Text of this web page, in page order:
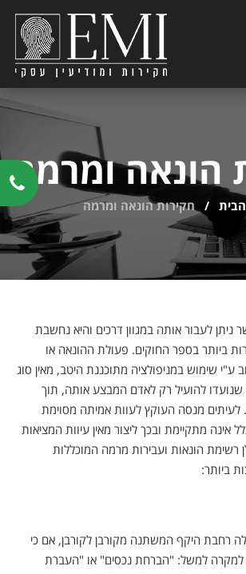
הונאה ומרמה
/ חקירות הונאה ומרמה
ניתן לעבור אותה במגוון דרכים והיא נחשבת
ביותר בספר החוקים. פעולת ההונאה או
שימוש במניפולציה מתוכננת היטב, מאין סוג
להועיל רק לאדם המבצע אותה, תוך
מנסה העוקץ לעוות אמיתה מסוימת
אינה מתקיימת ובכך ליצור מאין עיוות המציאות
הונאות ועבירות מרמה המוכללות
ביותר:
רחבת היקף המשתנה מקורבן לקורבן, אם כי
למקרה למשל: "הברחת נכסים" או "העברת